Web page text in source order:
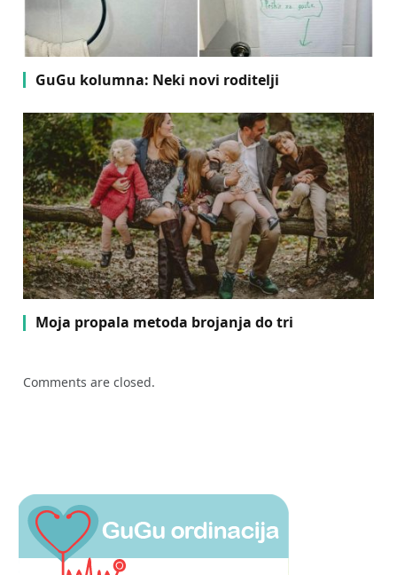
GuGu kolumna: Neki novi roditelji
Moja propala metoda brojanja do tri
Comments are closed.